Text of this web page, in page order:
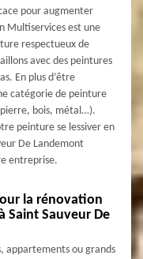
pour augmenter
Multiservices est une
respectueux de
avec des peintures
En plus d’être
catégorie de peinture
bois, métal…).
peinture se lessiver en
De Landemont
entreprise.
la rénovation
Saint Sauveur De
appartements ou grands